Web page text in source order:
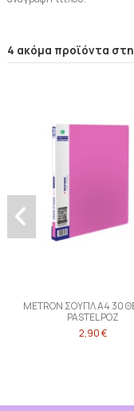
4 ακόμα προϊόντα
METRON ΣΟΥΠΛ Α4 30
PASTEL ΡΟΖ
2,90 €